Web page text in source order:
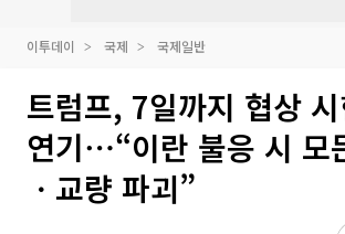
이투데이 국제 국제일반
트럼프, 7일까지 협상
연기⋯“이란 불응 시 모
ㆍ교량 파괴”